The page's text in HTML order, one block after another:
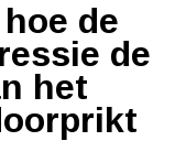
de
de
het